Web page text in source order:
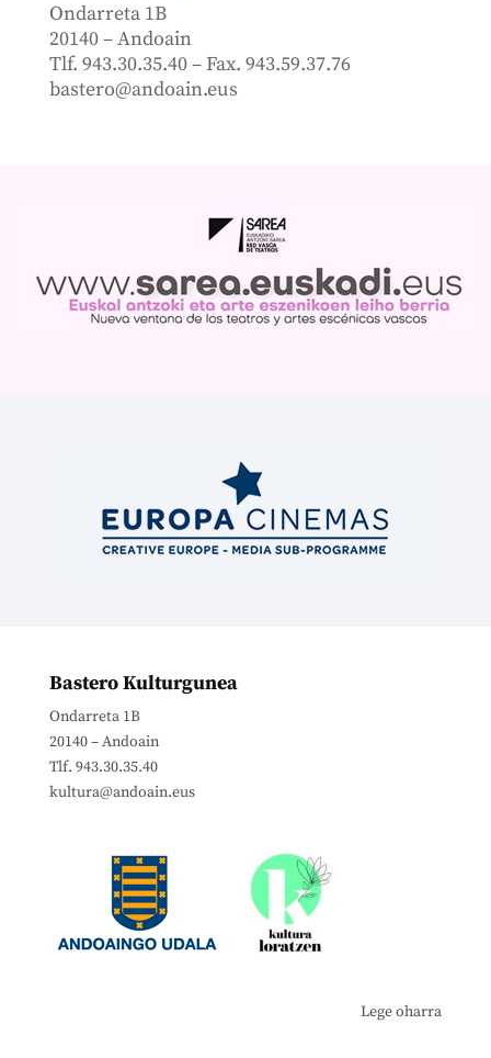
Ondarreta 1B
20140 – Andoain
Tlf. 943.30.35.40 – Fax. 943.59.37.76
bastero@andoain.eus
Bastero Kulturgunea
Ondarreta 1B
20140 – Andoain
Tlf. 943.30.35.40
kultura@andoain.eus
Lege oharra